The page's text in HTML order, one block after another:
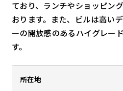
ており、ランチやショッピン
おります。また、ビルは高い
ーの開放感のあるハイグレー
す。
所在地